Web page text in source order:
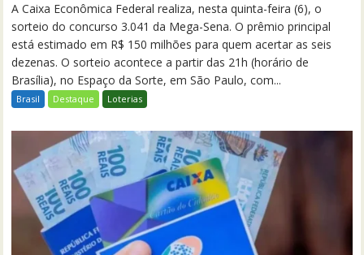
A Caixa Econômica Federal realiza, nesta quinta-feira (6), o
sorteio do concurso 3.041 da Mega-Sena. O prêmio principal
está estimado em R$ 150 milhões para quem acertar as seis
dezenas. O sorteio acontece a partir das 21h (horário de
Brasília), no Espaço da Sorte, em São Paulo, com...
Brasil Destaque Loterias